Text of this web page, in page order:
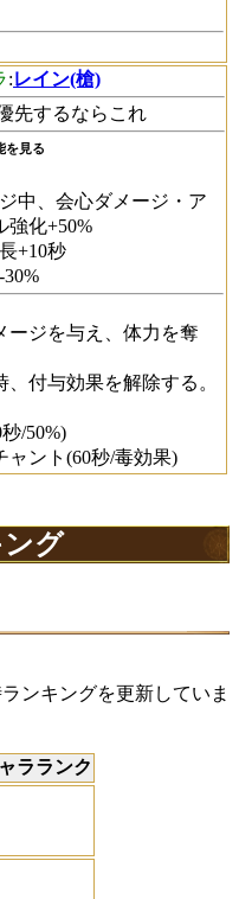
:レイン(槍)
先するならこれ
を見る
中、会心ダメージ・ア
強化+50%
+10秒
ージを与え、体力を奪
付与効果を解除する。
/50%)
ャント(60秒/毒効果)
グ
ンキングを更新していま
ラランク